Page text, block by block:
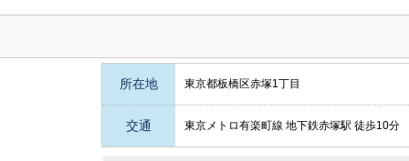
所在地 東京都板橋区赤塚1丁目
交通 東京メトロ有楽町線 地下鉄赤塚駅 徒歩10分